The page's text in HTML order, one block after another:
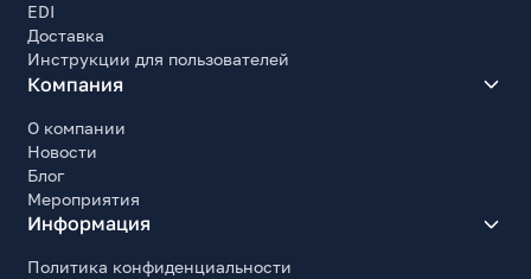
EDI
Доставка
Инструкции для пользователей
Компания
О компании
Новости
Блог
Мероприятия
Информация
Политика конфиденциальности